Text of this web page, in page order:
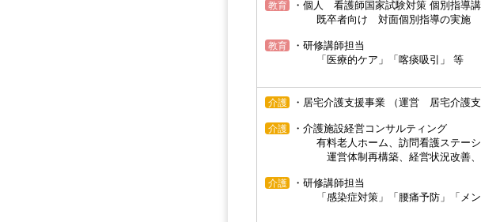
教育
・個人 看護師国家試験対策 個別指導
既卒者向け 対面個別指導の実施
教育
・研修講師担当
「医療的ケア」「喀痰吸引」 等
介護 ・居宅介護支援事業 （運営 居宅介護支
介護
・介護施設経営コンサルティング
有料老人ホーム、訪問看護ステーシ
運営体制再構築、経営状況改善、人
介護
・研修講師担当
「感染症対策」「腰痛予防」「メンタ